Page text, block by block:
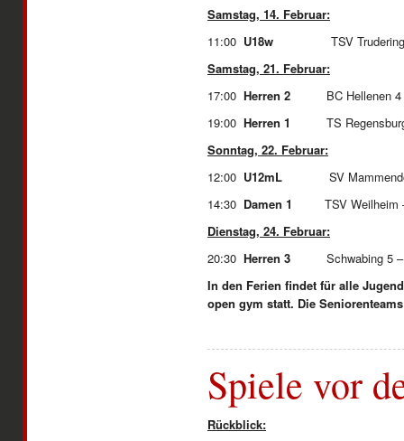
Samstag, 14. Februar:
11:00 U18w TSV Trudering
Samstag, 21. Februar:
17:00 Herren 2 BC Hellenen 4
19:00 Herren 1
TS
Sonntag, 22. Februar:
12:00 U12mL SV
14:30 Damen 1
TSV Weilheim
Dienstag, 24. Februar:
20:30 Herren 3 Schwabing 5 –
In den Ferien findet für alle
open gym statt. Die
Spiele vor
Rückblick: